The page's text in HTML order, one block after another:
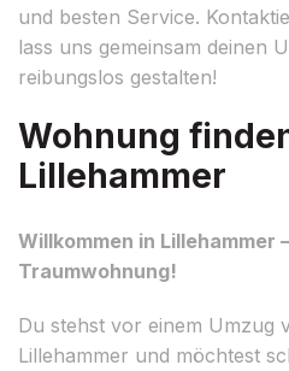
und besten Service.
lass uns gemeinsam deinen
reibungslos gestalten!
Wohnung
Lillehammer
Willkommen in Lillehammer
Traumwohnung!
Du stehst vor einem Umzug
Lillehammer und möchtest